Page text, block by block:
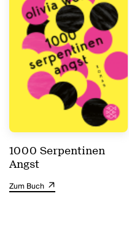
1000 Serpentinen
Angst
Zum Buch